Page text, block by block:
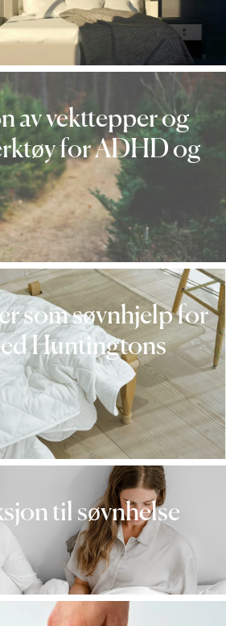
av vekttepper og
for ADHD og
som søvnhjelp for
Huntingtons
til søvnhelse